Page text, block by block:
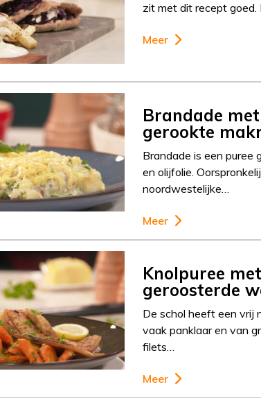
zit met dit recept
Meer
Brandade
gerookte
Brandade is een puree
en olijfolie.
noordwestelijke…
Meer
Knolpuree
geroosterde
De schol heeft een vrij
vaak panklaar en van
filets…
Meer